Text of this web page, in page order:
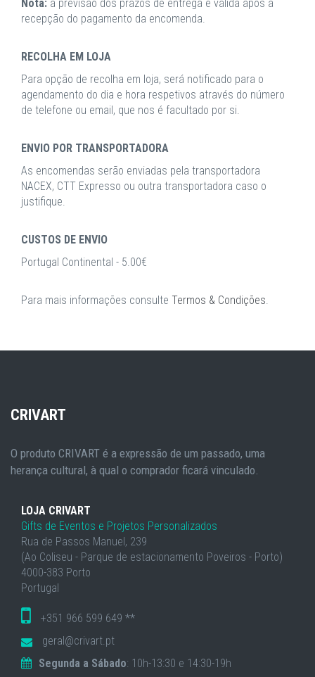
Nota: a previsão dos prazos de entrega é válida após a
recepção do pagamento da encomenda.
RECOLHA EM LOJA
Para opção de recolha em loja, será notificado para o
agendamento do dia e hora respetivos através do número
de telefone ou email, que nos é facultado por si.
ENVIO POR TRANSPORTADORA
As encomendas serão enviadas pela transportadora
NACEX, CTT Expresso ou outra transportadora caso o
justifique.
CUSTOS DE ENVIO
Portugal Continental - 5.00€
Para mais informações consulte Termos & Condições.
CRIVART
O produto CRIVART é a expressão de um passado, uma
herança cultural, à qual o comprador ficará vinculado.
LOJA CRIVART
Gifts de Eventos e Projetos Personalizados
Rua de Passos Manuel, 239
(Ao Coliseu - Parque de estacionamento Poveiros - Porto)
4000-383 Porto
Portugal
+351 966 599 649 **
geral@crivart.pt
Segunda a Sábado: 10h-13:30 e 14:30-19h